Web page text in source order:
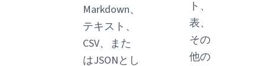
Markdown、
テキスト、
CSV、また
はJSONとし
ト、
表、
その
他の